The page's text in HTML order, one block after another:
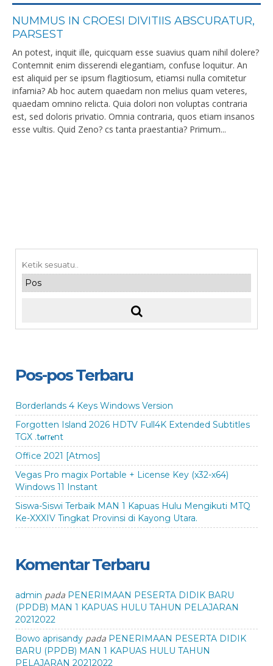
NUMMUS IN CROESI DIVITIIS ABSCURATUR,
PARSEST
An potest, inquit ille, quicquam esse suavius quam nihil dolere?
Contemnit enim disserendi elegantiam, confuse loquitur. An
est aliquid per se ipsum flagitiosum, etiamsi nulla comitetur
infamia? Ab hoc autem quaedam non melius quam veteres,
quaedam omnino relicta. Quia dolori non voluptas contraria
est, sed doloris privatio. Omnia contraria, quos etiam insanos
esse vultis. Quid Zeno? cs tanta praestantia? Primum...
Pos-pos Terbaru
Borderlands 4 Keys Windows Version
Forgotten Island 2026 HDTV Full4K Extended Subtitles
TGX .t𝐨rr𝐞nt
Office 2021 [Atmos]
Vegas Pro magix Portable + License Key (x32-x64)
Windows 11 Instant
Siswa-Siswi Terbaik MAN 1 Kapuas Hulu Mengikuti MTQ
Ke-XXXIV Tingkat Provinsi di Kayong Utara.
Komentar Terbaru
admin pada PENERIMAAN PESERTA DIDIK BARU
(PPDB) MAN 1 KAPUAS HULU TAHUN PELAJARAN
20212022
Bowo aprisandy pada PENERIMAAN PESERTA DIDIK
BARU (PPDB) MAN 1 KAPUAS HULU TAHUN
PELAJARAN 20212022